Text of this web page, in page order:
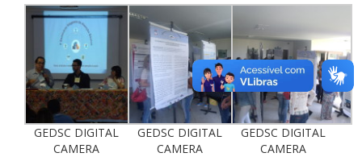
GEDSC DIGITAL
CAMERA
GEDSC DIGITAL
CAMERA
GEDSC DIGITAL
CAMERA